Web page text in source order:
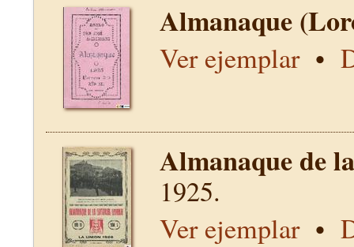
Almanaque
Ver ejemplar•
Almanaque de
1925.
Ver ejemplar•